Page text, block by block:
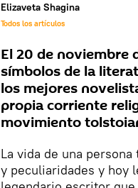
Elizaveta Shagina
Todos los artículos
El 20 de noviembre
símbolos de la
los mejores
propia corriente
movimiento
La vida de una
y peculiaridades y hoy